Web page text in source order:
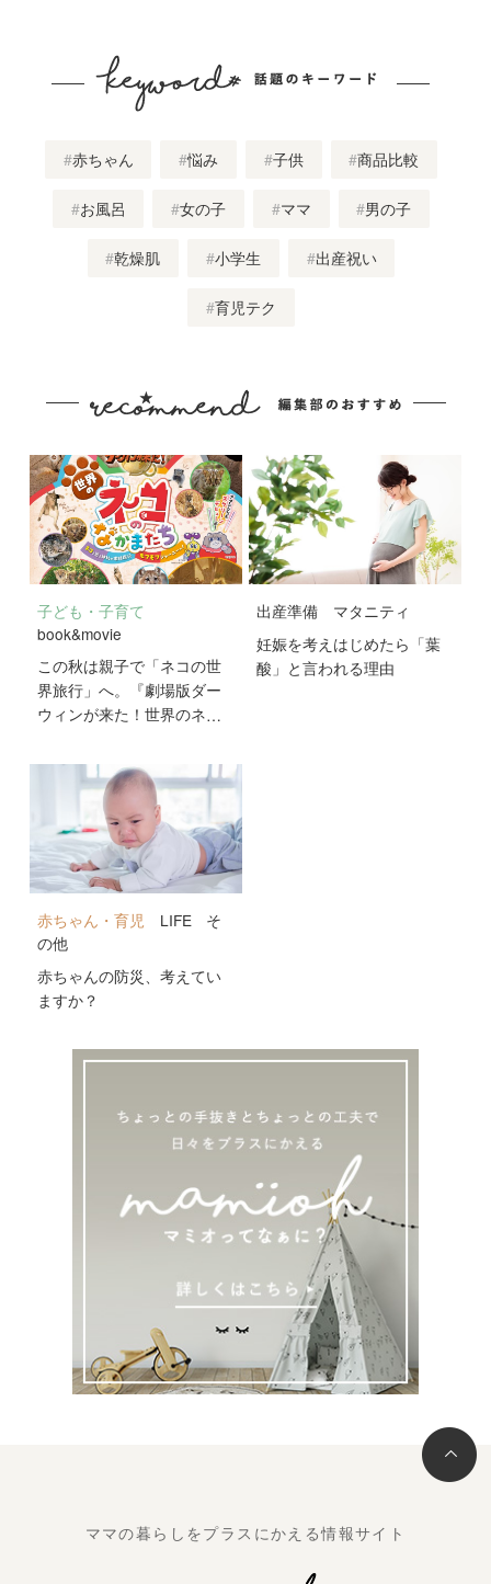
赤ちゃん 悩み 子供 商品比較
お風呂 女の子 ママ 男の子
乾燥肌 小学生 出産祝い
育児テク
子ども・子育て
book&movie
この秋は親子で「ネコの世
界旅行」へ。『劇場版ダー
ウィンが来た！世界のネコ
公開！
出産準備
マタニティ
妊娠を考えはじめたら「葉
酸」と言われる理由
赤ちゃん・育児 LIFE
そ
の他
赤ちゃんの防災、考えてい
ますか？
ママの暮らしをプラスにかえる情報サイト